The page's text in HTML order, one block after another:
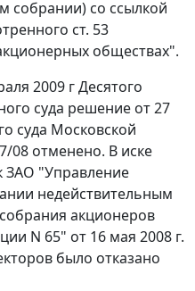
собрании) со ссылкой
ст. 53
обществах".
2009 г Десятого
суда решение от 27
суда Московской
08 отменено. В иске
ЗАО "Управление
недействительным
акционеров
N 65" от 16 мая 2008 г.
было отказано